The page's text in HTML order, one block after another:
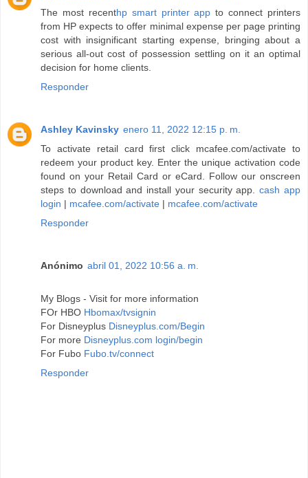
The most recenthp smart printer app to connect printers
from HP expects to offer minimal expense per page printing
cost with insignificant starting expense, bringing about a
serious all-out cost of possession settling on it an optimal
decision for home clients.
Responder
Ashley Kavinsky enero 11, 2022 12:15 p. m.
To activate retail card first click mcafee.com/activate to
redeem your product key. Enter the unique activation code
found on your Retail Card or eCard. Follow our onscreen
steps to download and install your security app.cash app
login | mcafee.com/activate | mcafee.com/activate
Responder
Anónimo abril 01, 2022 10:56 a. m.
My Blogs - Visit for more information
FOr HBO Hbomax/tvsignin
For Disneyplus Disneyplus.com/Begin
For more Disneyplus.com login/begin
For Fubo Fubo.tv/connect
Responder